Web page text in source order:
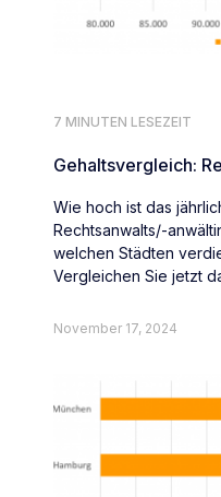
7 MINUTEN LESEZEIT
Gehaltsvergleich:
Wie hoch ist das
Rechtsanwalts/-
welchen Städten
Vergleichen Sie jetzt
November 17, 2024